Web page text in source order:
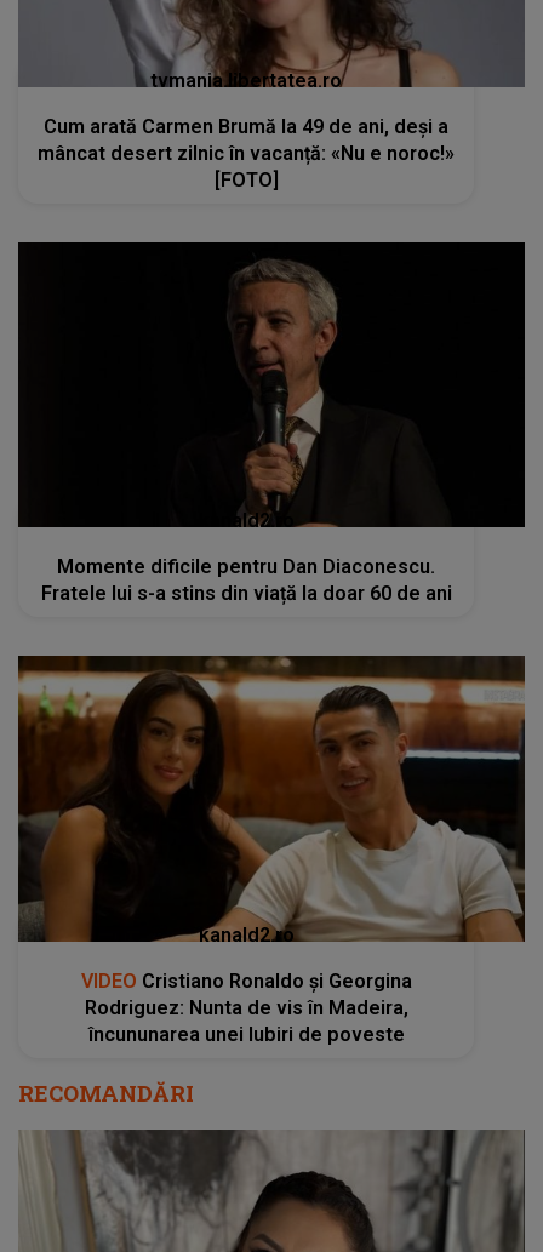
tvmania.libertatea.ro
Cum arată Carmen Brumă la 49 de ani, deși a
mâncat desert zilnic în vacanță: «Nu e noroc!»
[FOTO]
kanald2.ro
Momente dificile pentru Dan Diaconescu.
Fratele lui s-a stins din viață la doar 60 de ani
kanald2.ro
VIDEO Cristiano Ronaldo și Georgina
Rodriguez: Nunta de vis în Madeira,
încununarea unei Iubiri de poveste
RECOMANDĂRI